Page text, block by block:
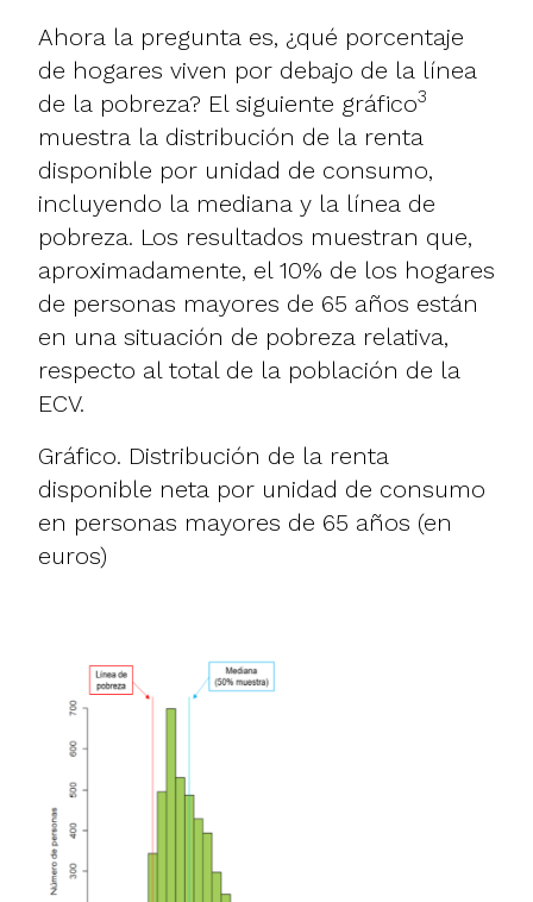
Ahora la pregunta es, ¿qué porcentaje
de hogares viven por debajo de la línea
de la pobreza? El siguiente gráfico3
muestra la distribución de la renta
disponible por unidad de consumo,
incluyendo la mediana y la línea de
pobreza. Los resultados muestran que,
aproximadamente, el 10% de los hogares
de personas mayores de 65 años están
en una situación de pobreza relativa,
respecto al total de la población de la
ECV.
Gráfico. Distribución de la renta
disponible neta por unidad de consumo
en personas mayores de 65 años (en
euros)